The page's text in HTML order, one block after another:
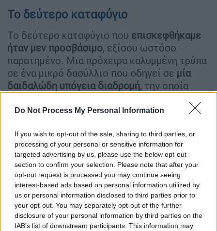
Do Not Process My Personal Information
If you wish to opt-out of the sale, sharing to third parties, or
processing of your personal or sensitive information for
targeted advertising by us, please use the below opt-out
section to confirm your selection. Please note that after your
opt-out request is processed you may continue seeing
interest-based ads based on personal information utilized by
us or personal information disclosed to third parties prior to
your opt-out. You may separately opt-out of the further
disclosure of your personal information by third parties on the
IAB’s list of downstream participants. This information may
Το δεύτερο καταφύγιο
Το δεύτερο καταφύγιο που επισκεφθήκαμε
ήταν μεν προσβάσιμο, εξίσου ωστόσο
παρατημένο. Μια πρόχειρα καλυμμένη τρύπα
σε ένα μικρό δασύλλιο που οδηγεί σε μία
δαιδαλώδη υπόγεια διαδρομή, την οποία
υπάρχει. Βέβαια, όπως αποκαλύπτει ο κ.
γνώριζαν για την ύπαρξη του χώρου κι
έβλεπαν την κάθοδο στο καταφύγιο ως
πρόκληση προκειμένου να αποδείξουν το
θάρρος τους. «Θυμάμαι φίλους μου που
λέγανε ότι κατεβαίνανε τα σκαλιά χωρίς
φακό να δούνε ποιος είναι ο πιο γενναίος
και ποιος θα φτάσει όσο πιο χαμηλά
γίνεται».